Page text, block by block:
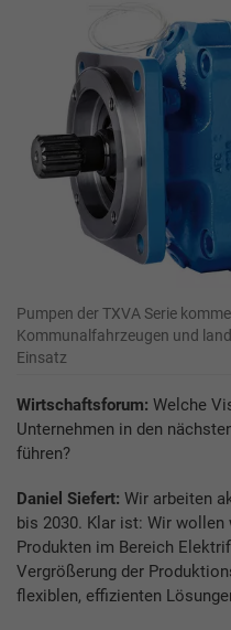
Pumpen der TXVA Serie
Kommunalfahrzeugen und
Einsatz
Wirtschaftsforum: Welche
Unternehmen in den
führen?
Daniel Siefert: Wir arbeiten
bis 2030. Klar ist: Wir
Produkten im Bereich
Vergrößerung der
flexiblen, effizienten